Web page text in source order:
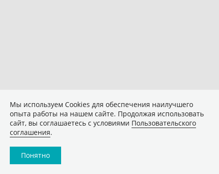
Мы используем Сookies для обеспечения наилучшего
опыта работы на нашем сайте. Продолжая использовать
сайт, вы соглашаетесь с условиями Пользовательского
соглашения.
Понятно